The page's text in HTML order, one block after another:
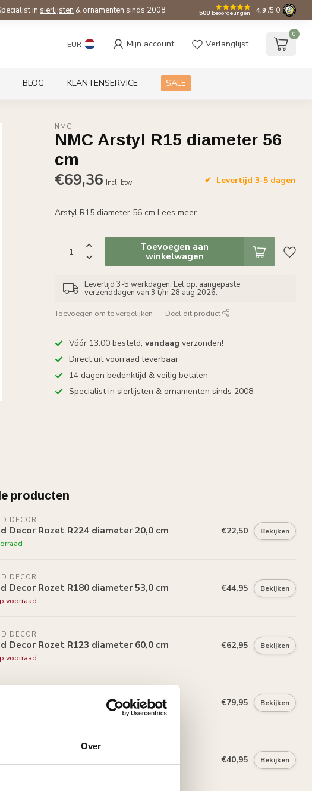
Over
in sierlijsten & ornamenten sinds 2008 508 beoordelingen 4.9 /5.0
EUR Mijn account Verlanglijst
0
BLOG KLANTENSERVICE SALE
NMC
NMC Arstyl R15 diameter 56
cm
€69,36 Incl. btw Levertijd 3-5 dagen
Arstyl R15 diameter 56 cmLees meer.
Toevoegen aan
winkelwagen
Levertijd 3-5 werkdagen. Let op: aangepaste
verzenddagen van 3 t/m 28 aug 2026.
Toevoegen om te vergelijken Deel dit product
Vóór 13:00 besteld,vandaag verzonden!
Direct uit voorraad leverbaar
14 dagen bedenktijd & veilig betalen
Specialist in sierlijsten & ornamenten sinds 2008
producten
DECOR
Decor Rozet R224 diameter 20,0 cm €22,50 Bekijken
DECOR
Decor Rozet R180 diameter 53,0 cm
voorraad
€44,95 Bekijken
DECOR
Decor Rozet R123 diameter 60,0 cm
voorraad
€62,95 Bekijken
Decor Rozet R105 diameter 66,0 cm €79,95 Bekijken
€40,95 Bekijken